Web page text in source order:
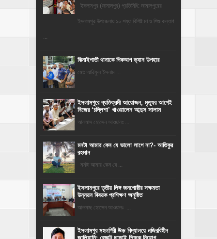
ইসলামপুর (জামালপুর) প্রতিনিধি: জামালপুরের
ইসলামপুর উপজেলায় ১০ শয্যা বিশিষ্ট মা ও শিশু কল্যাণ
...
ঝিনাইগাতী থানাকে পিকআপ ভ্যান উপহার
মোঃ আরিফুল ইসলাম ...
‎ইসলামপুরে ব্যতিক্রমী আয়োজন, মৃত্যুর আগেই
নিজের ‘চল্লিশা’ খাওয়ালেন আব্দুস সালাম
আলমাস হোসেন আওয়ালঃ ...
মনটা আমার কেন যে ভালো লাগে না?- আতিকুর
রহমান
মনটা আমার কেন যে ...
ইসলামপুরে তৃতীয় লিঙ্গ জনগোষ্ঠীর সক্ষমতা
উন্নয়ন বিষয়ক প্রশিক্ষণ অনুষ্ঠিত
আলমাছ হোসেন আওয়ালঃ ...
​ইসলামপুর মহলগিরী উচ্চ বিদ্যালয়ে নজিরবিহীন